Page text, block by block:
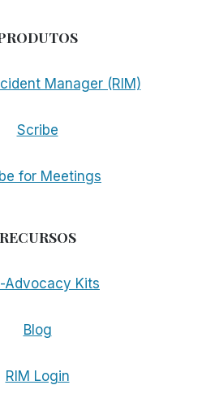
Manager (RIM)
Scribe
for Meetings
RECURSOS
Advocacy Kits
Blog
RIM Login